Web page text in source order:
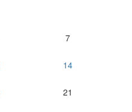
7
14
21